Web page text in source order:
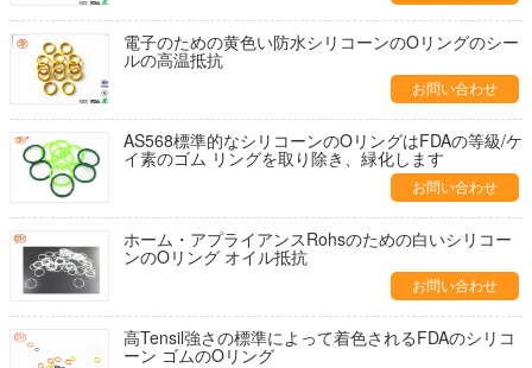
電子のための黄色い防水シリコーンのOリングのシー
ルの高温抵抗
お問い合わせ
AS568標準的なシリコーンのOリングはFDAの等級/ケ
イ素のゴム リングを取り除き、緑化します
お問い合わせ
ホーム・アプライアンスRohsのための白いシリコー
ンのOリング オイル抵抗
お問い合わせ
高Tensil強さの標準によって着色されるFDAのシリコ
ーン ゴムのOリング